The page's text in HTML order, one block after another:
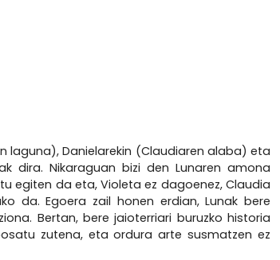
laguna), Danielarekin (Claudiaren alaba) eta
dira. Nikaraguan bizi den Lunaren amona
egiten da eta, Violeta ez dagoenez, Claudia
da. Egoera zail honen erdian, Lunak bere
Bertan, bere jaioterriari buruzko historia
zutena, eta ordura arte susmatzen ez